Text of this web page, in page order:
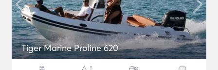
Tiger Marine Proline 620